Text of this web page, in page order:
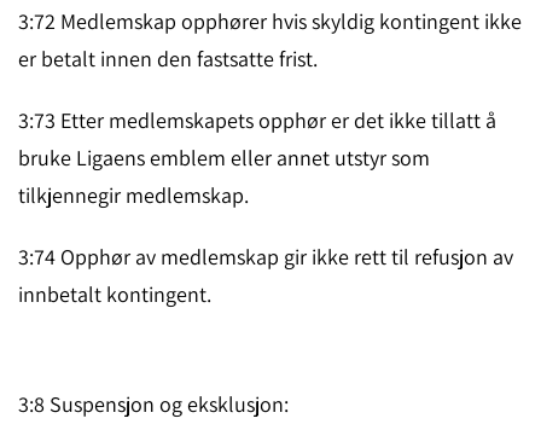
3:72 Medlemskap opphører hvis skyldig kontingent ikke
er betalt innen den fastsatte frist.
3:73 Etter medlemskapets opphør er det ikke tillatt å
bruke Liga­ens em­blem eller annet utstyr som
tilkjennegir med­lemskap.
3:74 Opphør av medlemskap gir ikke rett til refusjon av
innbetalt kontin­gent.
3:8 Suspensjon og eksklusjon: